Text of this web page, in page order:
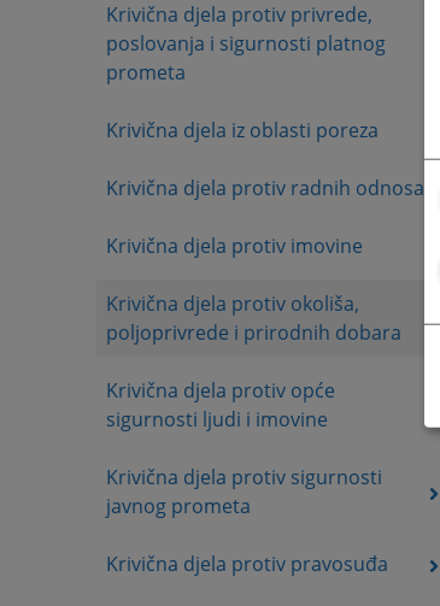
Krivična djela protiv privrede,
poslovanja i sigurnosti platnog
prometa
Krivična djela iz oblasti poreza
Krivična djela protiv radnih odnosa
Krivična djela protiv imovine
Krivična djela protiv okoliša,
poljoprivrede i prirodnih dobara
Krivična djela protiv opće
sigurnosti ljudi i imovine
Krivična djela protiv sigurnosti
javnog prometa
Krivična djela protiv pravosuđa